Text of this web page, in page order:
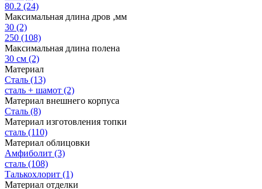
80.2 (24)
Максимальная длина дров ,мм
30 (2)
250 (108)
Максимальная длина полена
30 см (2)
Материал
Сталь (13)
сталь + шамот (2)
Материал внешнего корпуса
Сталь (8)
Материал изготовления топки
сталь (110)
Материал облицовки
Амфиболит (3)
сталь (108)
Талькохлорит (1)
Материал отделки